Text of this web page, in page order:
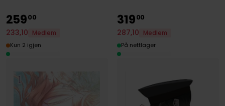
25900
233,10
Medlem
Kun 2 igjen
31900
287,10
Medlem
På nettlager